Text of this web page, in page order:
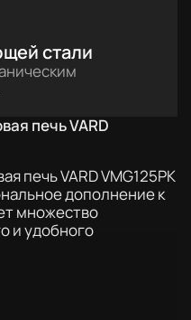
стали
печь VARD
печь VARD VMG125PK
дополнение к
множество
и удобного